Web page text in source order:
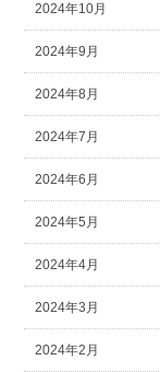
2024年10月
2024年9月
2024年8月
2024年7月
2024年6月
2024年5月
2024年4月
2024年3月
2024年2月